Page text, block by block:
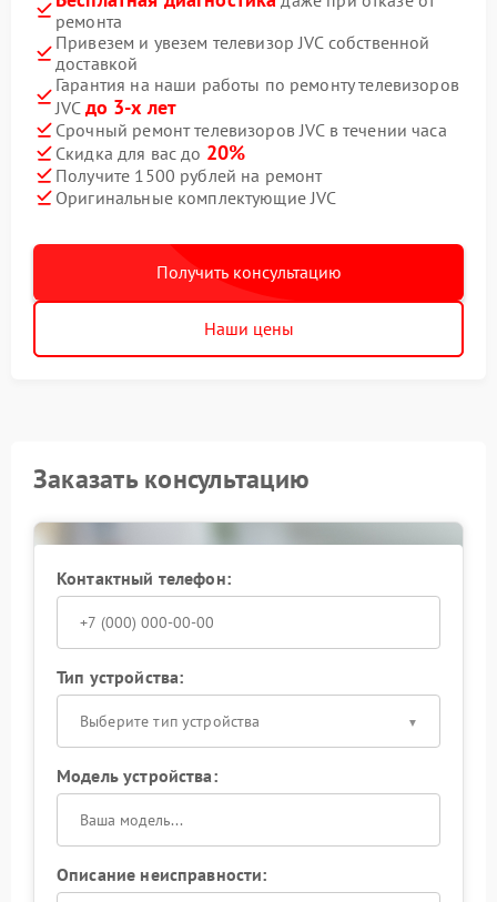
ремонта
Привезем и увезем телевизор JVC собственной
доставкой
Гарантия на наши работы по ремонту телевизоров
JVC до 3-х лет
Срочный ремонт телевизоров JVC в течении часа
Скидка для вас до 20%
Получите 1500 рублей на ремонт
Оригинальные комплектующие JVC
Получить консультацию
Наши цены
Заказать консультацию
Контактный телефон:
Тип устройства:
Выберите тип устройства
Модель устройства:
Описание неисправности: